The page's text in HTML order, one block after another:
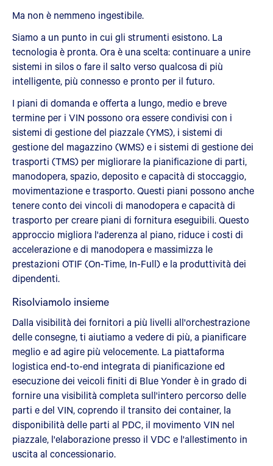
Ma non è nemmeno ingestibile.
Siamo a un punto in cui gli strumenti esistono. La
tecnologia è pronta. Ora è una scelta: continuare a unire
sistemi in silos o fare il salto verso qualcosa di più
intelligente, più connesso e pronto per il futuro.
I piani di domanda e offerta a lungo, medio e breve
termine per i VIN possono ora essere condivisi con i
sistemi di gestione del piazzale (YMS), i sistemi di
gestione del magazzino (WMS) e i sistemi di gestione dei
trasporti (TMS) per migliorare la pianificazione di parti,
manodopera, spazio, deposito e capacità di stoccaggio,
movimentazione e trasporto. Questi piani possono anche
tenere conto dei vincoli di manodopera e capacità di
trasporto per creare piani di fornitura eseguibili. Questo
approccio migliora l'aderenza al piano, riduce i costi di
accelerazione e di manodopera e massimizza le
prestazioni OTIF (On-Time, In-Full) e la produttività dei
dipendenti.
Risolviamolo insieme
Dalla visibilità dei fornitori a più livelli all'orchestrazione
delle consegne, ti aiutiamo a vedere di più, a pianificare
meglio e ad agire più velocemente. La piattaforma
logistica end-to-end integrata di pianificazione ed
esecuzione dei veicoli finiti di Blue Yonder è in grado di
fornire una visibilità completa sull'intero percorso delle
parti e del VIN, coprendo il transito dei container, la
disponibilità delle parti al PDC, il movimento VIN nel
piazzale, l'elaborazione presso il VDC e l'allestimento in
uscita al concessionario.